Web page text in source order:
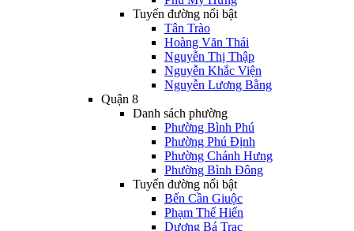
Tuyến đường nổi bật
Tân Trào
Hoàng Văn Thái
Nguyễn Thị Thập
Nguyễn Khắc Viện
Nguyễn Lương Bằng
Quận 8
Danh sách phường
Phường Bình Phú
Phường Phú Định
Phường Chánh Hưng
Phường Bình Đông
Tuyến đường nổi bật
Bến Cần Giuộc
Phạm Thế Hiển
Dương Bá Trạc